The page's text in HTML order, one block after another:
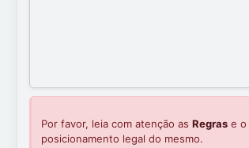
Por favor, leia com atenção as Regras e o
posicionamento legal do mesmo.